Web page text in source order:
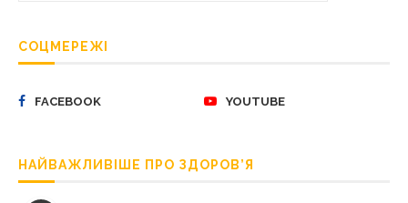
СОЦМЕРЕЖІ
FACEBOOK YOUTUBE
НАЙВАЖЛИВІШЕ ПРО ЗДОРОВ’Я